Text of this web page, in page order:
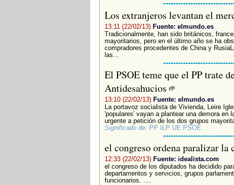
Los extranjeros levantan el
13:11 (22/02/13) Fuente: elmundo.es
Tradicionalmente, han sido británicos,
mayoritarios, pero en el último año se ha
compradores procedentes de China y
las...
El PSOE teme que el PP trate
Antidesahucios
13:10 (22/02/13) Fuente: elmundo.es
La portavoz socialista de Vivienda, Leire
'populares' vayan a plantear una demora en
urgente a petición de los dos grupos
Significado de: PP ILP UE PSOE
el congreso ordena paralizar la
12:33 (22/02/13) Fuente: idealista.com
el congreso de los diputados ha decidido
departamentos y servicios, grupos
funcionarios. ....